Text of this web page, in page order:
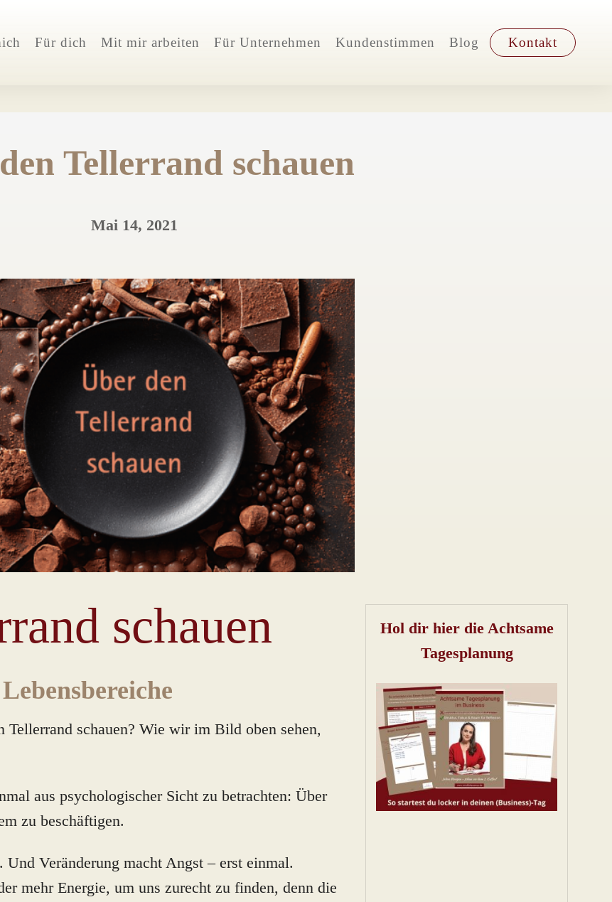
Für dich Mit mir arbeiten Für Unternehmen Kundenstimmen Blog Kontakt
Tellerrand schauen
Mai 14, 2021
schauen
Tellerrand schauen? Wie wir im Bild oben sehen,
aus psychologischer Sicht zu betrachten: Über
zu beschäftigen.
Veränderung macht Angst – erst einmal.
mehr Energie, um uns zurecht zu finden, denn die
Hol dir hier die Achtsame
Tagesplanung